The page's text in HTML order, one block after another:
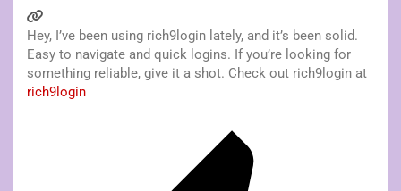
Hey, I’ve been using rich9login lately, and it’s been solid.
Easy to navigate and quick logins. If you’re looking for
something reliable, give it a shot. Check out rich9login at
rich9login